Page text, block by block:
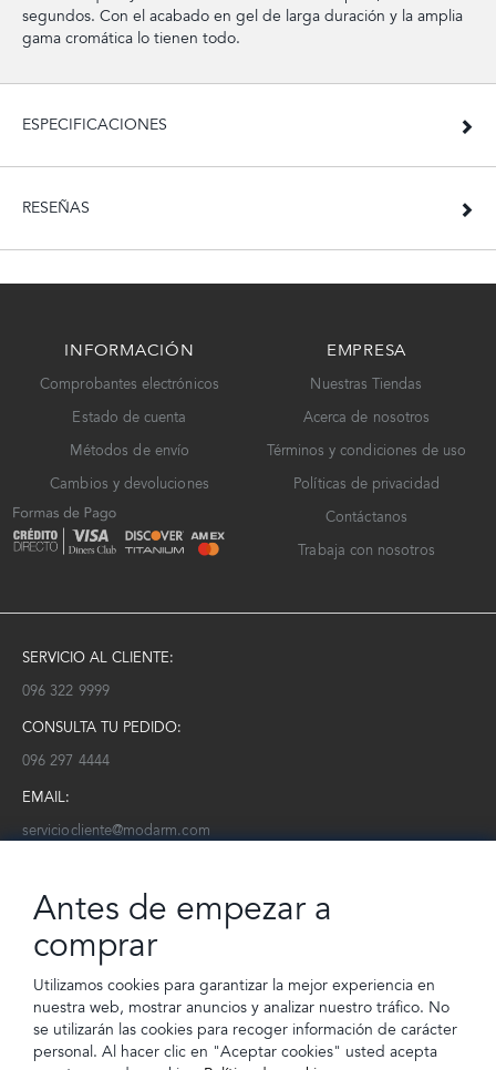
segundos. Con el acabado en gel de larga duración y la amplia
gama cromática lo tienen todo.
ESPECIFICACIONES
RESEÑAS
INFORMACIÓN
Comprobantes electrónicos
Estado de cuenta
Métodos de envío
Cambios y devoluciones
EMPRESA
Nuestras Tiendas
Acerca de nosotros
Términos y condiciones de uso
Políticas de privacidad
Contáctanos
Trabaja con nosotros
SERVICIO AL CLIENTE:
096 322 9999
CONSULTA TU PEDIDO:
096 297 4444
EMAIL:
serviciocliente@modarm.com
Conoce toda la información sobre últimas colecciones, eventos y
Subscríbete a nuestro newsletter
SUSCRIBIRSE
Antes de empezar a
comprar
Utilizamos cookies para garantizar la mejor experiencia en
nuestra web, mostrar anuncios y analizar nuestro tráfico. No
se utilizarán las cookies para recoger información de carácter
personal. Al hacer clic en "Aceptar cookies" usted acepta